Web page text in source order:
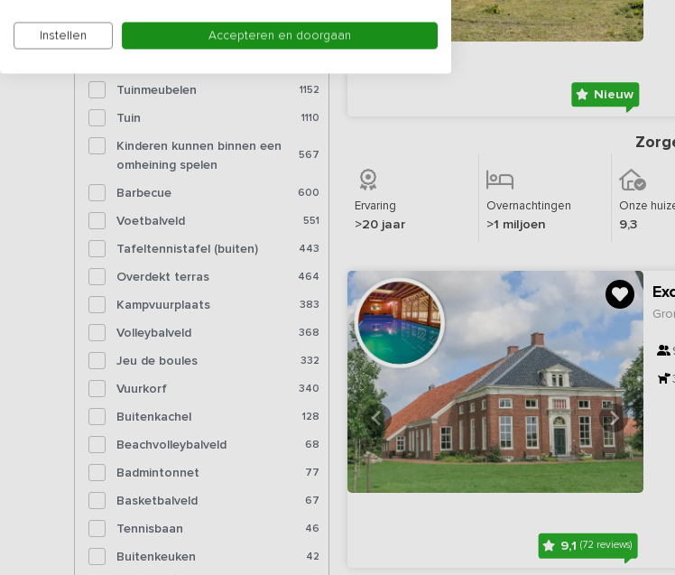
Voorzieningen (buiten)
Tuinmeubelen 1152
Tuin 1110
Kinderen kunnen binnen een
omheining spelen
567
Barbecue 600
Voetbalveld 551
Tafeltennistafel (buiten) 443
Overdekt terras 464
Kampvuurplaats 383
Volleybalveld 368
Jeu de boules 332
Vuurkorf 340
Buitenkachel 128
Beachvolleybalveld 68
Badmintonnet 77
Basketbalveld 67
Tennisbaan 46
Buitenkeuken 42
Nieuw
Ervaring
>20 jaar
Overnachtingen
>1 miljoen
Onze
9,3
9,1(72 reviews)
Instellen Accepteren en doorgaan